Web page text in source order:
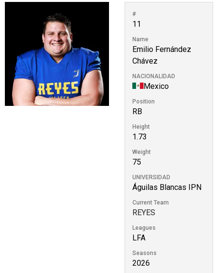
#
11
Name
Emilio Fernández
Chávez
NACIONALIDAD
Mexico
Position
RB
Height
1.73
Weight
75
UNIVERSIDAD
Águilas Blancas IPN
Current Team
REYES
Leagues
LFA
Seasons
2026